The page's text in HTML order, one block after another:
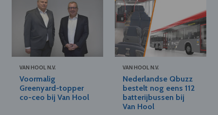
VAN HOOL N.V.
Voormalig
Greenyard-topper
co-ceo bij Van Hool
VAN HOOL N.V.
Nederlandse Qbuzz
bestelt nog eens 112
batterijbussen bij
Van Hool